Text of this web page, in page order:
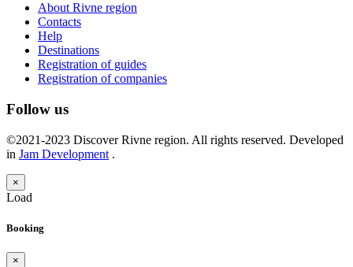
About Rivne region
Contacts
Help
Destinations
Registration of guides
Registration of companies
Follow us
©2021-2023 Discover Rivne region. All rights reserved. Developed
in Jam Development .
×
Load
Booking
×